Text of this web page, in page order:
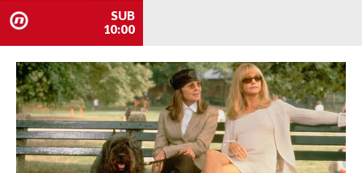
SUB
10:00
nova
TV